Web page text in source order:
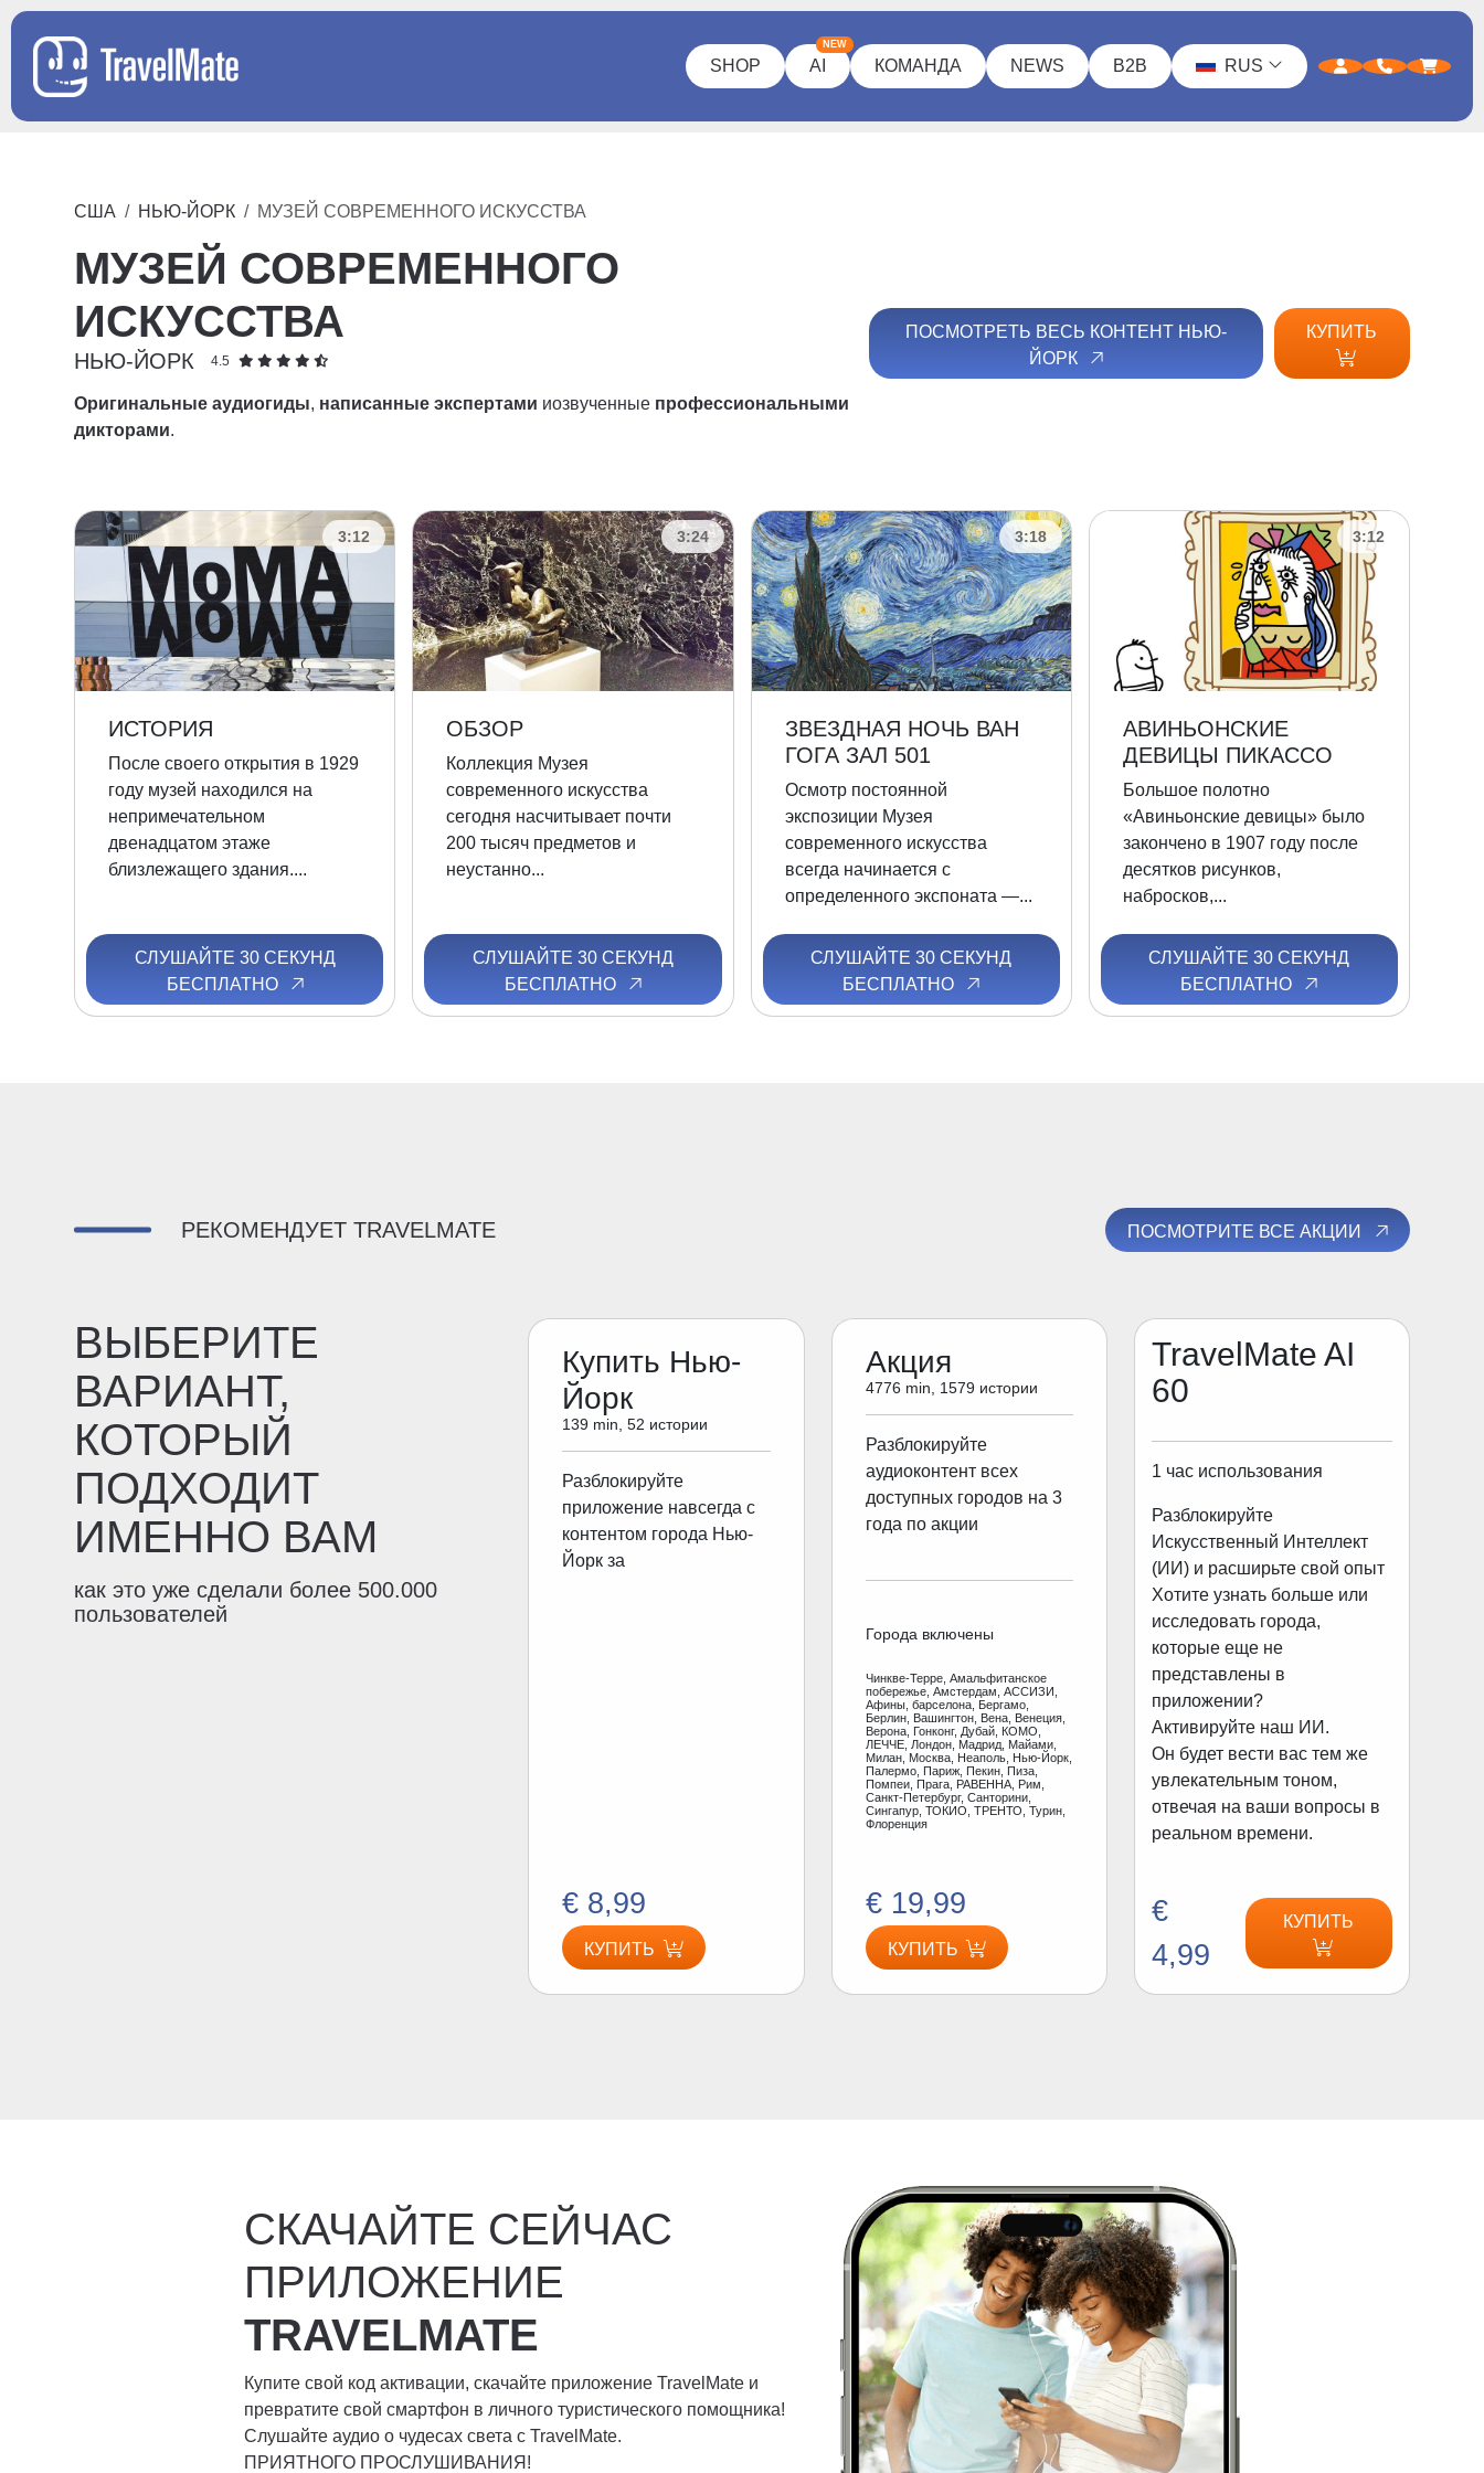
SHOP AI
NEW
КОМАНДА NEWS B2B RUS
США НЬЮ-ЙОРК МУЗЕЙ СОВРЕМЕННОГО ИСКУССТВА
МУЗЕЙ СОВРЕМЕННОГО
ИСКУССТВА
НЬЮ-ЙОРК 4.5
Оригинальные аудиогиды, написанные экспертами иозвученные профессиональными
дикторами.
ПОСМОТРЕТЬ ВЕСЬ КОНТЕНТ НЬЮ-
ЙОРК
КУПИТЬ
3:12
ИСТОРИЯ
После своего открытия в 1929
году музей находился на
непримечательном
двенадцатом этаже
близлежащего здания....
СЛУШАЙТЕ 30 СЕКУНД
БЕСПЛАТНО
3:24
ОБЗОР
Коллекция Музея
современного искусства
сегодня насчитывает почти
200 тысяч предметов и
неустанно...
СЛУШАЙТЕ 30 СЕКУНД
БЕСПЛАТНО
3:18
ЗВЕЗДНАЯ НОЧЬ ВАН
ГОГА ЗАЛ 501
Осмотр постоянной
экспозиции Музея
современного искусства
всегда начинается с
определенного экспоната —...
СЛУШАЙТЕ 30 СЕКУНД
БЕСПЛАТНО
3:12
АВИНЬОНСКИЕ
ДЕВИЦЫ ПИКАССО
Большое полотно
«Авиньонские девицы» было
закончено в 1907 году после
десятков рисунков,
набросков,...
СЛУШАЙТЕ 30 СЕКУНД
БЕСПЛАТНО
РЕКОМЕНДУЕТ TRAVELMATE ПОСМОТРИТЕ ВСЕ АКЦИИ
ВЫБЕРИТЕ
ВАРИАНТ,
КОТОРЫЙ
ПОДХОДИТ
ИМЕННО ВАМ
как это уже сделали более 500.000
пользователей
Купить Нью-
Йорк
139 min, 52 истории
Разблокируйте
приложение навсегда с
контентом города Нью-
Йорк за
€ 8,99
КУПИТЬ
Акция
4776 min, 1579 истории
Разблокируйте
аудиоконтент всех
доступных городов на 3
года по акции
Города включены
Чинкве-Терре, Амальфитанское
побережье, Амстердам, АССИЗИ,
Афины, барселона, Бергамо,
Берлин, Вашингтон, Вена, Венеция,
Верона, Гонконг, Дубай, КОМО,
ЛЕЧЧЕ, Лондон, Мадрид, Майами,
Милан, Москва, Неаполь, Нью-Йорк,
Палермо, Париж, Пекин, Пиза,
Помпеи, Прага, РАВЕННА, Рим,
Санкт-Петербург, Санторини,
Сингапур, ТОКИО, ТРЕНТО, Турин,
Флоренция
€ 19,99
КУПИТЬ
TravelMate AI
60
1 час использования
Разблокируйте
Искусственный Интеллект
(ИИ) и расширьте свой опыт
Хотите узнать больше или
исследовать города,
которые еще не
представлены в
приложении?
Активируйте наш ИИ.
Он будет вести вас тем же
увлекательным тоном,
отвечая на ваши вопросы в
реальном времени.
€
4,99
КУПИТЬ
СКАЧАЙТЕ СЕЙЧАС
ПРИЛОЖЕНИЕ
TRAVELMATE
Купите свой код активации, скачайте приложение TravelMate и
превратите свой смартфон в личного туристического помощника!
Слушайте аудио о чудесах света с TravelMate.
ПРИЯТНОГО ПРОСЛУШИВАНИЯ!